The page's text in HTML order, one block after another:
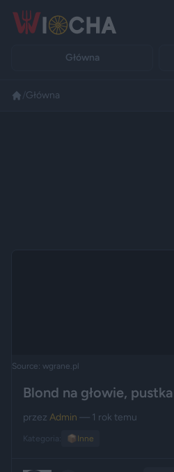
Główna
Główna
Source: wgrane.pl
Blond na głowie,
przez Admin — 1 rok temu
Kategoria: 📦 Inne